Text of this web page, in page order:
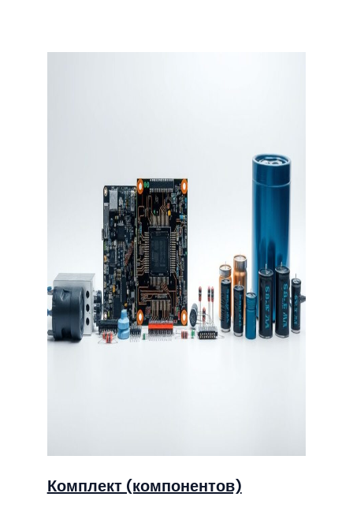
Комплект (компонентов)